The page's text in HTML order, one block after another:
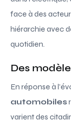
face à des
hiérarchie avec
quotidien.
Des
En réponse à
automobiles
varient des